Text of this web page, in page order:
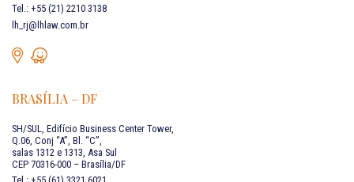
Tel.: +55 (21) 2210 3138
lh_rj@lhlaw.com.br
BRASÍLIA – DF
SH/SUL, Edifício Business Center Tower,
Q.06, Conj “A”, Bl. “C”,
salas 1312 e 1313, Asa Sul
CEP 70316-000 – Brasília/DF